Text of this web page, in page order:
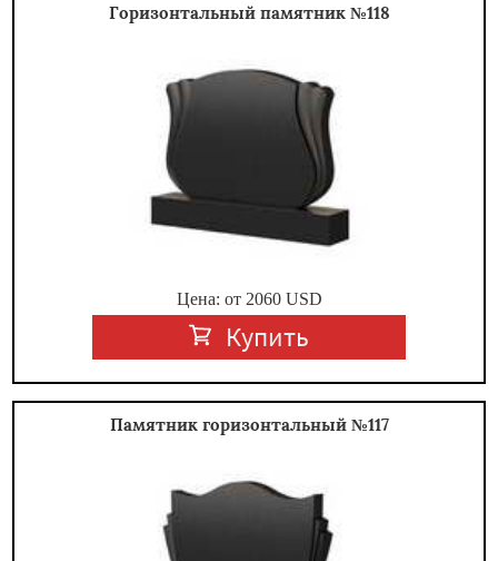
Горизонтальный памятник №118
Цена: от 2060USD
Купить
Памятник горизонтальный №117